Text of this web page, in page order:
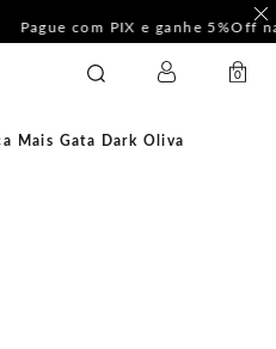
na Coleção Outline!
0
Mais Gata Dark Oliva